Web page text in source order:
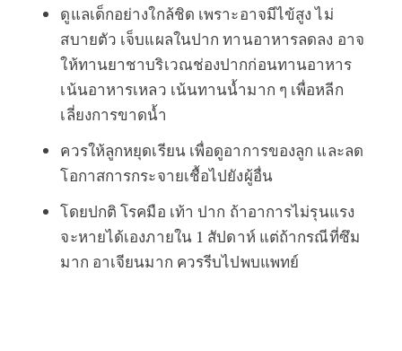
ดูแลเด็กอย่างใกล้ชิด เพราะอาจมีไข้สูง ไม่
สบายตัว เจ็บแผลในปาก ทานอาหารลดลง อาจ
ให้ทานยาชาบริเวณช่องปากก่อนทานอาหาร
เน้นอาหารเหลว เน้นทานน้ำมาก ๆ เพื่อหลีก
เลี่ยงการขาดน้ำ
ควรให้ลูกหยุดเรียน เพื่อดูอาการของลูก และลด
โอกาสการกระจายเชื้อไปยังผู้อื่น
โดยปกติ โรคมือ เท้า ปาก ถ้าอาการไม่รุนแรง
จะหายได้เองภายใน 1 สัปดาห์ แต่ถ้ากรณีที่ซึม
มาก อาเจียนมาก ควรรีบไปพบแพทย์